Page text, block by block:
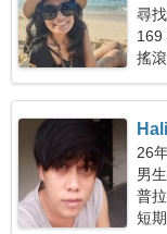
尋
169
搖
26
男
普
短